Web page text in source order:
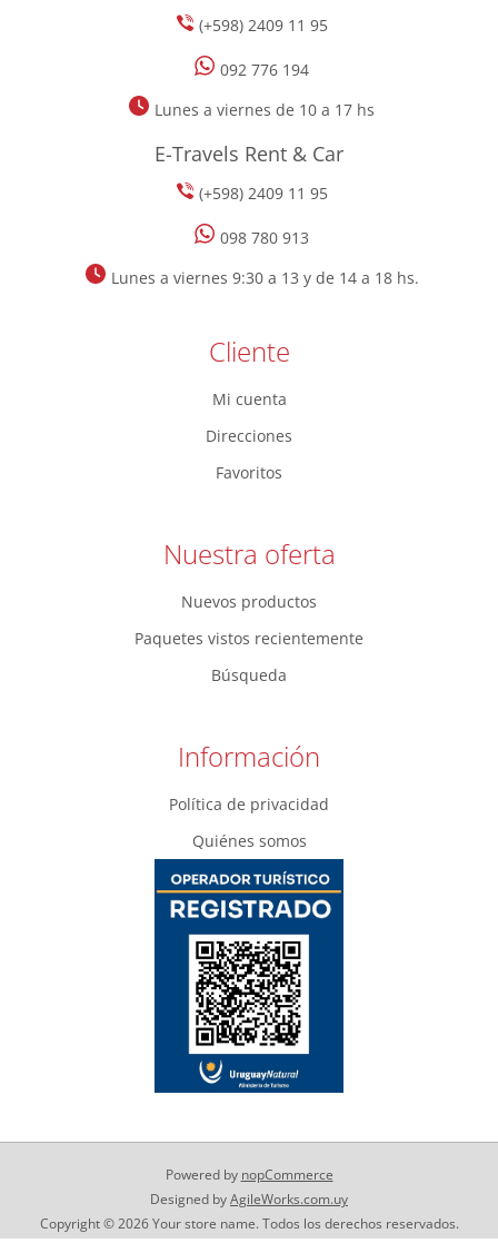
(+598) 2409 11 95
092 776 194
Lunes a viernes de 10 a 17 hs
E-Travels Rent & Car
(+598) 2409 11 95
098 780 913
Lunes a viernes 9:30 a 13 y de 14 a 18 hs.
Cliente
Mi cuenta
Direcciones
Favoritos
Nuestra oferta
Nuevos productos
Paquetes vistos recientemente
Búsqueda
Información
Política de privacidad
Quiénes somos
Powered by nopCommerce
Designed byAgileWorks.com.uy
Copyright © 2026 Your store name. Todos los derechos reservados.